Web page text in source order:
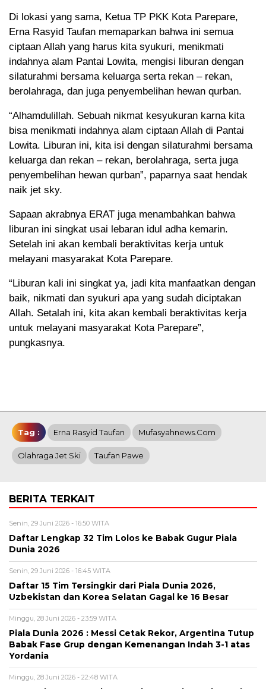
Di lokasi yang sama, Ketua TP PKK Kota Parepare,
Erna Rasyid Taufan memaparkan bahwa ini semua
ciptaan Allah yang harus kita syukuri, menikmati
indahnya alam Pantai Lowita, mengisi liburan dengan
silaturahmi bersama keluarga serta rekan – rekan,
berolahraga, dan juga penyembelihan hewan qurban.
“Alhamdulillah. Sebuah nikmat kesyukuran karna kita
bisa menikmati indahnya alam ciptaan Allah di Pantai
Lowita. Liburan ini, kita isi dengan silaturahmi bersama
keluarga dan rekan – rekan, berolahraga, serta juga
penyembelihan hewan qurban”, paparnya saat hendak
naik jet sky.
Sapaan akrabnya ERAT juga menambahkan bahwa
liburan ini singkat usai lebaran idul adha kemarin.
Setelah ini akan kembali beraktivitas kerja untuk
melayani masyarakat Kota Parepare.
“Liburan kali ini singkat ya, jadi kita manfaatkan dengan
baik, nikmati dan syukuri apa yang sudah diciptakan
Allah. Setalah ini, kita akan kembali beraktivitas kerja
untuk melayani masyarakat Kota Parepare”,
pungkasnya.
Tag : Erna Rasyid Taufan Mufasyahnews.com
Olahraga Jet Ski Taufan Pawe
BERITA TERKAIT
Senin, 29 Juni 2026 - 16:50 WITA
Daftar Lengkap 32 Tim Lolos ke Babak Gugur Piala
Dunia 2026
Senin, 29 Juni 2026 - 16:45 WITA
Daftar 15 Tim Tersingkir dari Piala Dunia 2026,
Uzbekistan dan Korea Selatan Gagal ke 16 Besar
Minggu, 28 Juni 2026 - 23:59 WITA
Piala Dunia 2026 : Messi Cetak Rekor, Argentina Tutup
Babak Fase Grup dengan Kemenangan Indah 3-1 atas
Yordania
Minggu, 28 Juni 2026 - 22:48 WITA